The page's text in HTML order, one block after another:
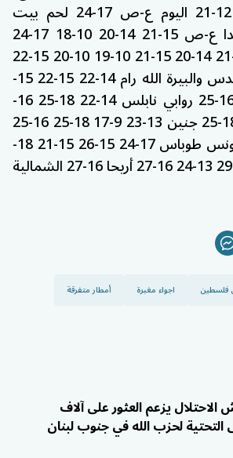
اجواء مغبرة
أمطار متفرقة
يزعم العثور على آلاف
التحتية لحزب الله في جنوب لبنان